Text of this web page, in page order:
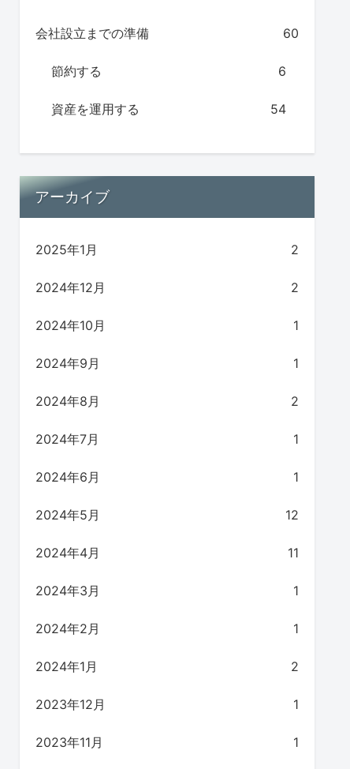
会社設立までの準備 60
節約する 6
資産を運用する 54
アーカイブ
2025年1月 2
2024年12月 2
2024年10月 1
2024年9月 1
2024年8月 2
2024年7月 1
2024年6月 1
2024年5月 12
2024年4月 11
2024年3月 1
2024年2月 1
2024年1月 2
2023年12月 1
2023年11月 1